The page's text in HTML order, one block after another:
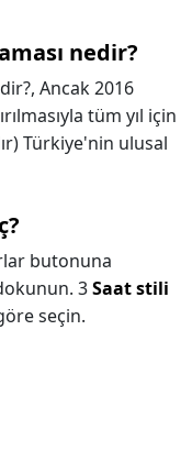
nedir?
Ancak 2016
tüm yıl için
Türkiye'nin ulusal
butonuna
3Saat stili
seçin.